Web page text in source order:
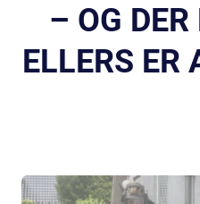
– OG DER
ELLERS